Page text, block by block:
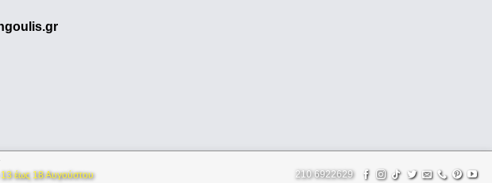
13 έως 18 Αυγούστου
210 6922629